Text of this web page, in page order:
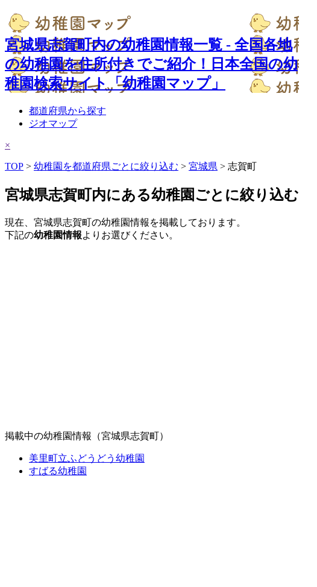
宮城県志賀町内の幼稚園情報一覧 - 全国各地
の幼稚園を住所付きでご紹介！日本全国の幼
稚園検索サイト「幼稚園マップ」
都道府県から探す
ジオマップ
×
TOP > 幼稚園を都道府県ごとに絞り込む > 宮城県 > 志賀町
宮城県志賀町内にある幼稚園ごとに絞り込む
現在、宮城県志賀町の幼稚園情報を掲載しております。
下記の幼稚園情報よりお選びください。
掲載中の幼稚園情報（宮城県志賀町）
美里町立ふどうどう幼稚園
すばる幼稚園